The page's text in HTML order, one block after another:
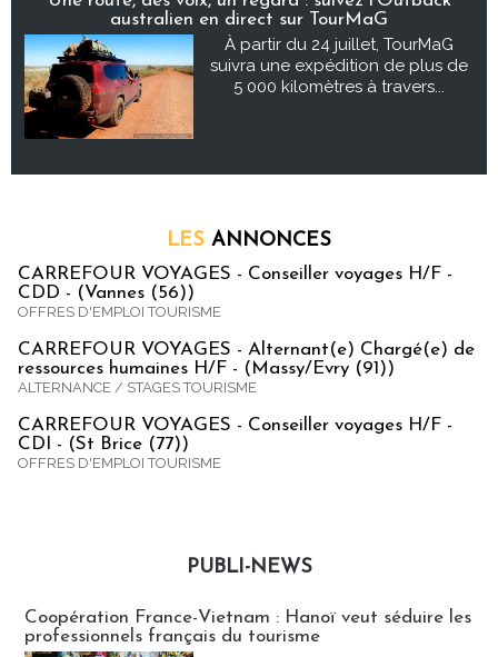
australien en direct sur TourMaG
À partir du 24 juillet, TourMaG
suivra une expédition de plus de
5 000 kilomètres à travers...
LES ANNONCES
CARREFOUR VOYAGES - Conseiller voyages H/F -
CDD - (Vannes (56))
OFFRES D'EMPLOI TOURISME
CARREFOUR VOYAGES - Alternant(e) Chargé(e) de
ressources humaines H/F - (Massy/Evry (91))
ALTERNANCE / STAGES TOURISME
CARREFOUR VOYAGES - Conseiller voyages H/F -
CDI - (St Brice (77))
OFFRES D'EMPLOI TOURISME
PUBLI-NEWS
Coopération France-Vietnam : Hanoï veut séduire les
professionnels français du tourisme